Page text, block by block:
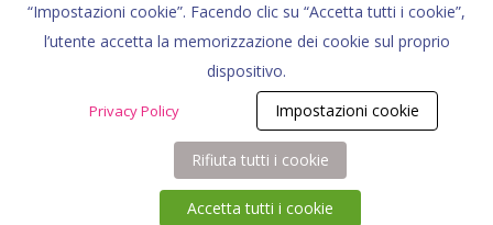
I nostri partner
“Impostazioni cookie”. Facendo clic su “Accetta tutti i cookie”,
l’utente accetta la memorizzazione dei cookie sul proprio
dispositivo.
Privacy Policy Impostazioni cookie
Rifiuta tutti i cookie
Accetta tutti i cookie